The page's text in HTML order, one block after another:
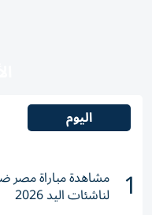
اليوم
1 مشاهدة مباراة مصر
لناشئات اليد 2026